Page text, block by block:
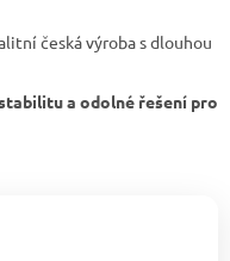
česká výroba s dlouhou
a odolné řešení pro